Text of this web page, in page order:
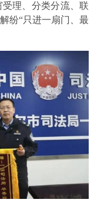
理、分类分流、联
纷“只进一扇门、最